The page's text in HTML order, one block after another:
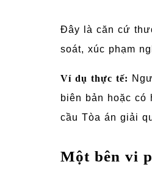
Đây là căn cứ
soát, xúc phạm
Ví dụ thực tế:
biên bản hoặc
cầu Tòa án giải
Một bên vi